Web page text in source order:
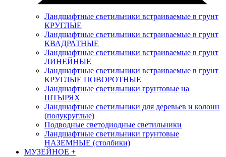
Ландшафтные светильники встраиваемые в грунт
КРУГЛЫЕ
Ландшафтные светильники встраиваемые в грунт
КВАДРАТНЫЕ
Ландшафтные светильники встраиваемые в грунт
ЛИНЕЙНЫЕ
Ландшафтные светильники встраиваемые в грунт
КРУГЛЫЕ ПОВОРОТНЫЕ
Ландшафтные светильники грунтовые на
ШТЫРЯХ
Ландшафтные светильники для деревьев и колонн
(полукруглые)
Подводные светодиодные светильники
Ландшафтные светильники грунтовые
НАЗЕМНЫЕ (столбики)
МУЗЕЙНОЕ +